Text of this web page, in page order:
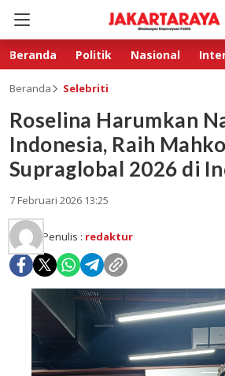
Beranda Politik Nasional
Beranda Selebriti
Roselina Harumkan
Indonesia, Raih
Supraglobal 2026 di
7 Februari 2026 13:25
Penulis : redaktur